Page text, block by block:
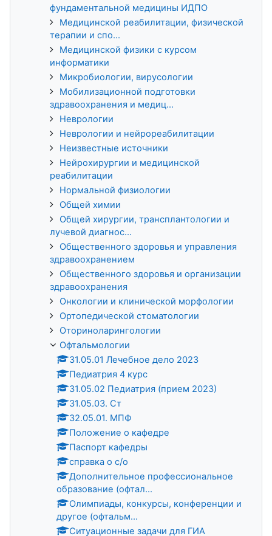
фундаментальной медицины ИДПО
Медицинской реабилитации, физической
терапии и спо...
Медицинской физики с курсом
информатики
Микробиологии, вирусологии
Мобилизационной подготовки
здравоохранения и медиц...
Неврологии
Неврологии и нейрореабилитации
Неизвестные источники
Нейрохирургии и медицинской
реабилитации
Нормальной физиологии
Общей химии
Общей хирургии, трансплантологии и
лучевой диагнос...
Общественного здоровья и управления
здравоохранением
Общественного здоровья и организации
здравоохранения
Онкологии и клинической морфологии
Ортопедической стоматологии
Оториноларингологии
Офтальмологии
31.05.01 Лечебное дело 2023
Педиатрия 4 курс
31.05.02 Педиатрия (прием 2023)
31.05.03. Ст
32.05.01. МПФ
Положение о кафедре
Паспорт кафедры
справка о с/о
Дополнительное профессиональное
образование (офтал...
Олимпиады, конкурсы, конференции и
другое (офтальм...
Ситуационные задачи для ГИА